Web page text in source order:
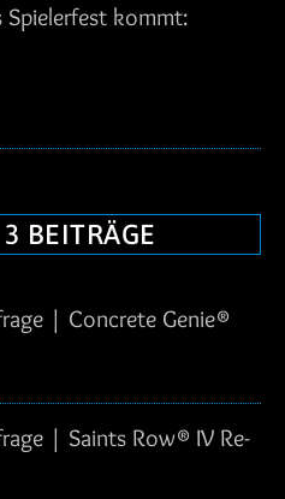
Spielerfest kommt:
BEITRÄGE
| Concrete Genie®
| Saints Row® IV Re-